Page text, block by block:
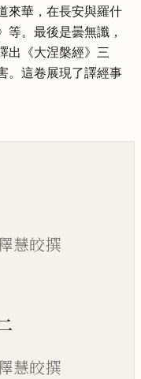
來華，在長安與羅什
。最後是曇無讖，
出《大涅槃經》三
。這卷展現了譯經事
慧皎撰
慧皎撰